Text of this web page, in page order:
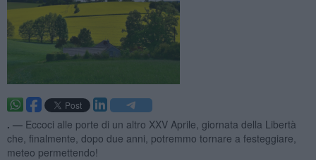
. — Eccoci alle porte di un altro XXV Aprile, giornata della Libertà
che, finalmente, dopo due anni, potremmo tornare a festeggiare,
meteo permettendo!